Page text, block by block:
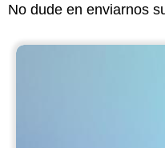
No dude en enviarnos